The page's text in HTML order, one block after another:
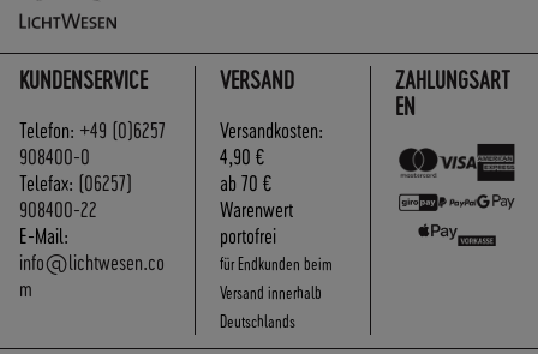
KUNDENSERVICE
Telefon: +49 (0)6257
908400-0
Telefax: (06257)
908400-22
E-Mail:
info@lichtwesen.co
m
ZAHLUNGSART
EN
VERSAND
Versandkosten:
4,90 €
ab 70 €
Warenwert
portofrei
für Endkunden beim
Versand innerhalb
Deutschlands